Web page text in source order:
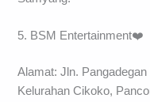
5. BSM Entertainment❤️
Alamat: Jln.
Kelurahan Cikoko,